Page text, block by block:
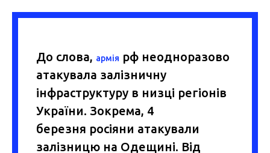
До слова, армія рф неодноразово
атакувала залізничну
інфраструктуру в низці регіонів
України. Зокрема, 4
березня росіяни атакували
залізницю на Одещині. Від